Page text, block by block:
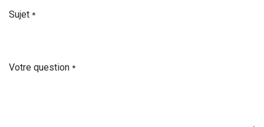
Sujet *
Votre question *